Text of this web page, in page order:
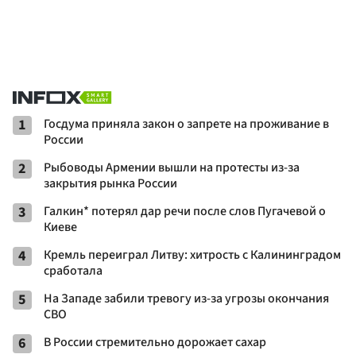
1
Госдума приняла закон о запрете на проживание в
России
2
Рыбоводы Армении вышли на протесты из-за
закрытия рынка России
3
Галкин* потерял дар речи после слов Пугачевой о
Киеве
4
Кремль переиграл Литву: хитрость с Калининградом
сработала
5
На Западе забили тревогу из-за угрозы окончания
СВО
6 В России стремительно дорожает сахар